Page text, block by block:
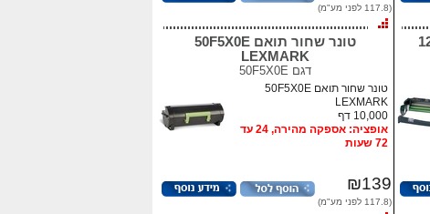
(117.8 לפני מע"מ)
טונר שחור תואם 50F5X0E
LEXMARK
דגם 50F5X0E
טונר שחור תואם 50F5X0E
LEXMARK
10,000 דף
אופציה: אספקה מהירה, 24 עד
72 שעות
₪139
(117.8 לפני מע"מ)